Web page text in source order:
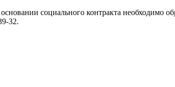
социального контракта необходимо
32.